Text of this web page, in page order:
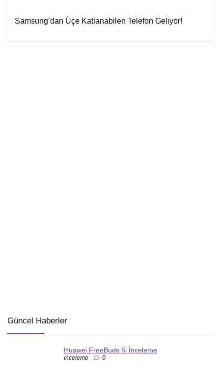
Samsung’dan Üçe Katlanabilen Telefon Geliyor!
Güncel Haberler
Huawei FreeBuds 6i İnceleme
İnceleme 0